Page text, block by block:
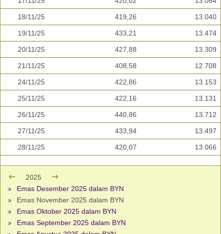
18/11/25 419,26 13.040
19/11/25 433,21 13.474
20/11/25 427,88 13.309
21/11/25 408,58 12.708
24/11/25 422,86 13.153
25/11/25 422,16 13.131
26/11/25 440,86 13.712
27/11/25 433,94 13.497
28/11/25 420,07 13.066
2025
Emas Desember 2025 dalam BYN
Emas November 2025 dalam BYN
Emas Oktober 2025 dalam BYN
Emas September 2025 dalam BYN